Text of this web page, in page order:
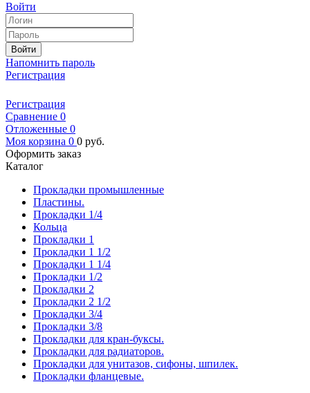
Войти
Войти
Напомнить пароль
Регистрация
Регистрация
Сравнение 0
Отложенные 0
Моя корзина 0 0 руб.
Оформить заказ
Каталог
Прокладки промышленные
Пластины.
Прокладки 1/4
Кольца
Прокладки 1
Прокладки 1 1/2
Прокладки 1 1/4
Прокладки 1/2
Прокладки 2
Прокладки 2 1/2
Прокладки 3/4
Прокладки 3/8
Прокладки для кран-буксы.
Прокладки для радиаторов.
Прокладки для унитазов, сифоны, шпилек.
Прокладки фланцевые.